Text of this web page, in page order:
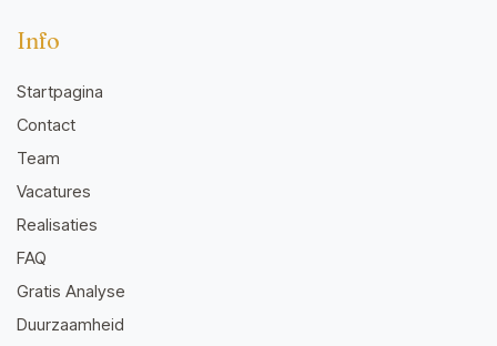
Info
Startpagina
Contact
Team
Vacatures
Realisaties
FAQ
Gratis Analyse
Duurzaamheid